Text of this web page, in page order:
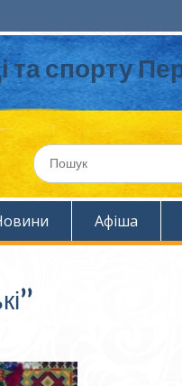
та спорту
Шукати:
Афіша